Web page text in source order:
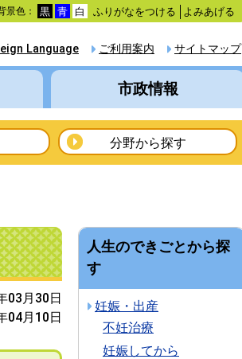
景色： 黒 青 白 ふりがなをつける よみあげる
サイトマップ
ご利用案内
Language
市政情報
分野から探す
03月30日
04月10日
人生のできごとから探
す
妊娠・出産
不妊治療
妊娠してから